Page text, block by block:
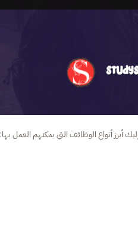
أنواع الوظائف التي يمكنهم العمل بها: